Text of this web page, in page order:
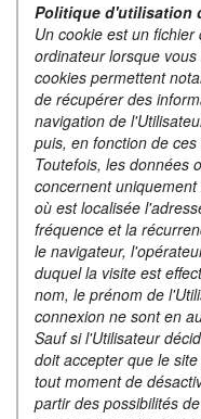
Politique d'utilisation
Un cookie est un
ordinateur lorsque
cookies permettent
de récupérer des
navigation de
puis, en fonction de
Toutefois, les données
concernent
où est localisée
fréquence et la
le navigateur,
duquel la visite est
nom, le prénom de
connexion ne sont en
Sauf si l'Utilisateur
doit accepter que le
tout moment de
partir des possibilités